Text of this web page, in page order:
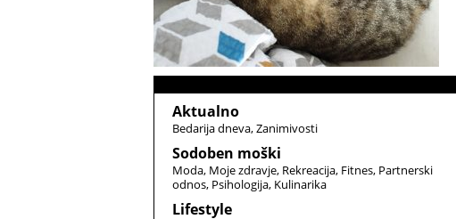
Aktualno
Bedarija dneva Zanimivosti
Sodoben moški
Moda Moje zdravje Rekreacija Fitnes Partnerski
odnos Psihologija Kulinarika
Lifestyle